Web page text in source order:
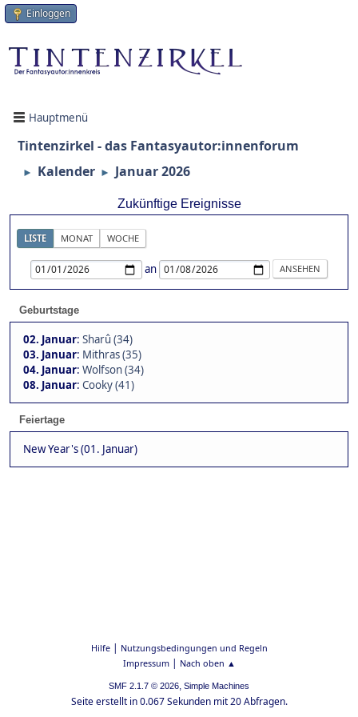
Einloggen
Hauptmenü
Tintenzirkel - das Fantasyautor:innenforum
► Kalender ► Januar 2026
Zukünftige Ereignisse
LISTE MONAT WOCHE
an
Geburtstage
02. Januar: Sharû (34)
03. Januar: Mithras (35)
04. Januar: Wolfson (34)
08. Januar: Cooky (41)
Feiertage
New Year's (01. Januar)
Hilfe| Nutzungsbedingungen und Regeln
Impressum| Nach oben ▲
SMF 2.1.7 © 2026, Simple Machines
Seite erstellt in 0.067 Sekunden mit 20 Abfragen.